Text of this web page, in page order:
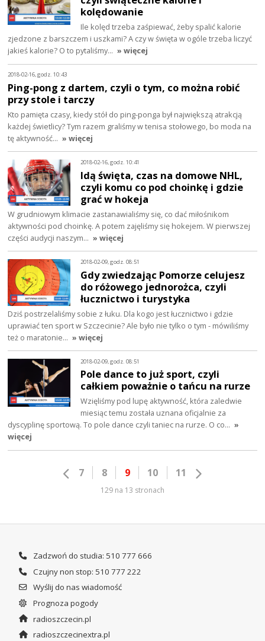
kolędowanie
Ile kolęd trzeba zaśpiewać, żeby spalić kalorie
zjedzone z barszczem i uszkami? A czy w święta w ogóle trzeba liczyć
jakieś kalorie? O to pytaliśmy… » więcej
2018-02-16, godz. 10:43
Ping-pong z dartem, czyli o tym, co można robić
przy stole i tarczy
Kto pamięta czasy, kiedy stół do ping-ponga był największą atrakcją
każdej świetlicy? Tym razem graliśmy w tenisa stołowego, bo moda na
tę aktywność… » więcej
2018-02-16, godz. 10:41
Idą święta, czas na domowe NHL,
czyli komu co pod choinkę i gdzie
grać w hokeja
W grudniowym klimacie zastanawialiśmy się, co dać miłośnikom
aktywności pod choinkę. A potem zajęliśmy się hokejem. W pierwszej
części audycji naszym… » więcej
2018-02-09, godz. 08:51
Gdy zwiedzając Pomorze celujesz
do różowego jednorożca, czyli
łucznictwo i turystyka
Dziś postrzelaliśmy sobie z łuku. Dla kogo jest łucznictwo i gdzie
uprawiać ten sport w Szczecinie? Ale było nie tylko o tym - mówiliśmy
też o maratonie… » więcej
2018-02-09, godz. 08:51
Pole dance to już sport, czyli
całkiem poważnie o tańcu na rurze
Wzięliśmy pod lupę aktywność, która zaledwie
miesiąc temu została uznana oficjalnie za
dyscyplinę sportową. To pole dance czyli taniec na rurze. O co… »
więcej
7 8 9 10 11
129 na 13 stronach
Zadzwoń do studia: 510 777 666
Czujny non stop: 510 777 222
Wyślij do nas wiadomość
Prognoza pogody
radioszczecin.pl
radioszczecinextra.pl